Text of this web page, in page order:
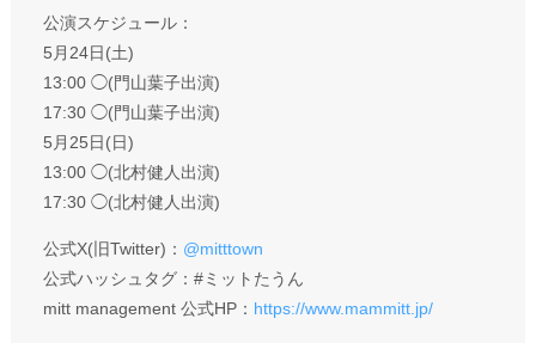
公演スケジュール：
5月24日(土)
13:00 ◯(門山葉子出演)
17:30 ◯(門山葉子出演)
5月25日(日)
13:00 ◯(北村健人出演)
17:30 ◯(北村健人出演)
公式X(旧Twitter)： @mitttown
公式ハッシュタグ：#ミットたうん
mitt management 公式HP： https://www.mammitt.jp/